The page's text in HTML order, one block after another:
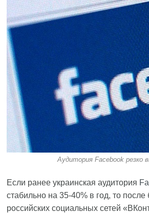
Аудитория Facebook резко
Если ранее украинская аудитория
стабильно на 35-40% в год, то после
российских социальных сетей